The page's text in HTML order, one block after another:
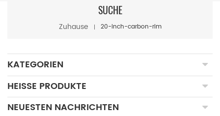
SUCHE
Zuhause 20-inch-carbon-rim
KATEGORIEN
HEISSE PRODUKTE
NEUESTEN NACHRICHTEN